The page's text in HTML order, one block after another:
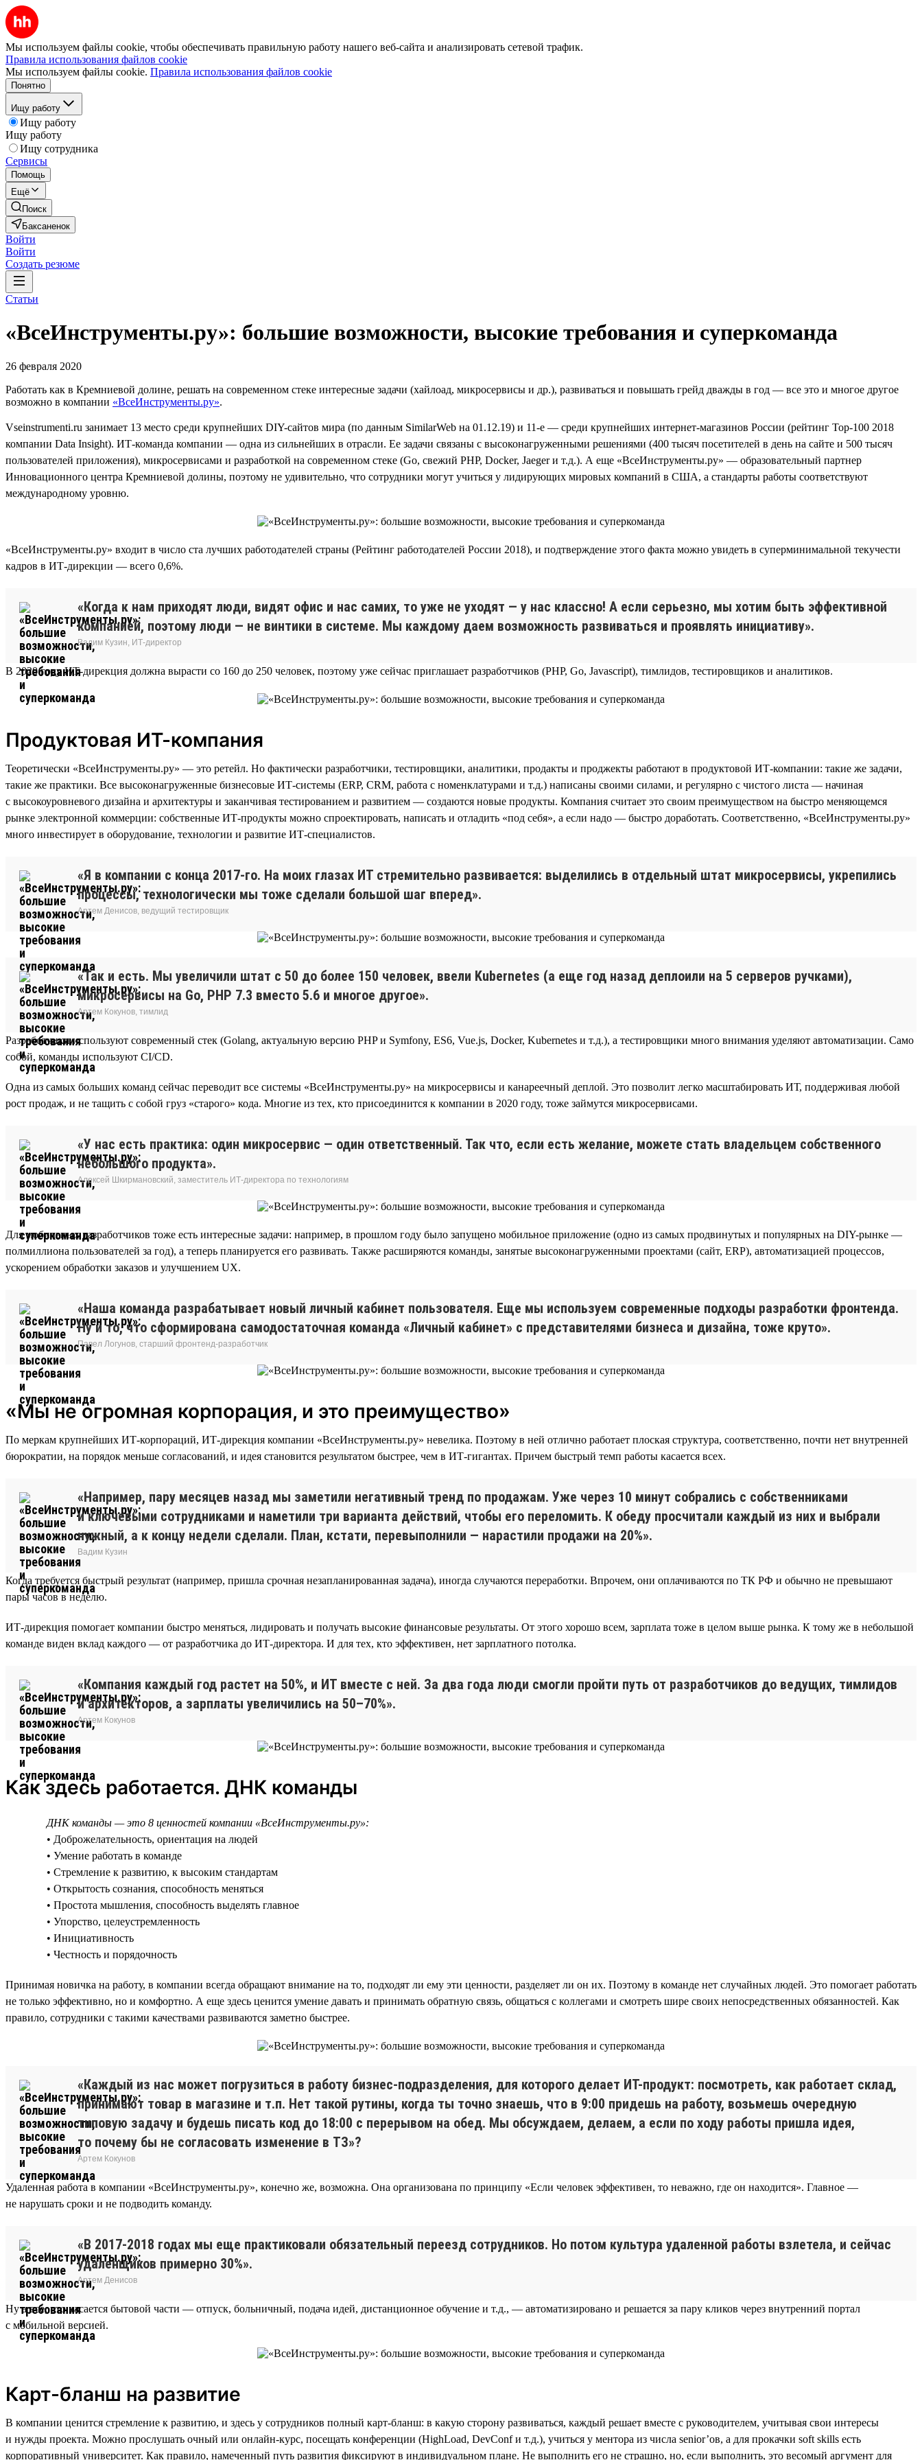
Мы используем файлы cookie, чтобы обеспечивать правильную работу нашего веб-сайта и анализировать сетевой трафик.
Правила использования файлов cookie
Мы используем файлы cookie. Правила использования файлов cookie
Понятно
Ищу работу
Ищу работу
Ищу работу
Ищу сотрудника
Сервисы
Помощь
Ещё
Поиск
Баксаненок
Войти
Войти
Создать резюме
Статьи
«ВсеИнструменты.ру»: большие возможности, высокие требования и суперкоманда
26 февраля 2020
Работать как в Кремниевой долине, решать на современном стеке интересные задачи (хайлоад, микросервисы и др.), развиваться и повышать грейд дважды в год — все это и многое другое
возможно в компании «ВсеИнструменты.ру».
Vseinstrumenti.ru занимает 13 место среди крупнейших DIY-сайтов мира (по данным SimilarWeb на 01.12.19) и 11-е — среди крупнейших интернет-магазинов России (рейтинг Top-100 2018
компании Data Insight). ИТ-команда компании — одна из сильнейших в отрасли. Ее задачи связаны с высоконагруженными решениями (400 тысяч посетителей в день на сайте и 500 тысяч
пользователей приложения), микросервисами и разработкой на современном стеке (Go, свежий PHP, Docker, Jaeger и т.д.). А еще «ВсеИнструменты.ру» — образовательный партнер
Инновационного центра Кремниевой долины, поэтому не удивительно, что сотрудники могут учиться у лидирующих мировых компаний в США, а стандарты работы соответствуют
международному уровню.
«ВсеИнструменты.ру» входит в число ста лучших работодателей страны (Рейтинг работодателей России 2018), и подтверждение этого факта можно увидеть в суперминимальной текучести
кадров в ИТ-дирекции — всего 0,6%.
«Когда к нам приходят люди, видят офис и нас самих, то уже не уходят — у нас классно! А если серьезно, мы хотим быть эффективной
компанией, поэтому люди — не винтики в системе. Мы каждому даем возможность развиваться и проявлять инициативу».
Вадим Кузин, ИТ-директор
В 2020 году ИТ-дирекция должна вырасти со 160 до 250 человек, поэтому уже сейчас приглашает разработчиков (PHP, Go, Javascript), тимлидов, тестировщиков и аналитиков.
Продуктовая ИТ-компания
Теоретически «ВсеИнструменты.ру» — это ретейл. Но фактически разработчики, тестировщики, аналитики, продакты и проджекты работают в продуктовой ИТ-компании: такие же задачи,
такие же практики. Все высоконагруженные бизнесовые ИТ-системы (ERP, CRM, работа с номенклатурами и т.д.) написаны своими силами, и регулярно с чистого листа — начиная
с высокоуровневого дизайна и архитектуры и заканчивая тестированием и развитием — создаются новые продукты. Компания считает это своим преимуществом на быстро меняющемся
рынке электронной коммерции: собственные ИТ-продукты можно спроектировать, написать и отладить «под себя», а если надо — быстро доработать. Соответственно, «ВсеИнструменты.ру»
много инвестирует в оборудование, технологии и развитие ИТ-специалистов.
«Я в компании с конца 2017-го. На моих глазах ИТ стремительно развивается: выделились в отдельный штат микросервисы, укрепились
процессы, технологически мы тоже сделали большой шаг вперед».
Артем Денисов, ведущий тестировщик
«Так и есть. Мы увеличили штат с 50 до более 150 человек, ввели Kubernetes (а еще год назад деплоили на 5 серверов ручками),
микросервисы на Go, PHP 7.3 вместо 5.6 и многое другое».
Артем Кокунов, тимлид
Разработчики используют современный стек (Golang, актуальную версию PHP и Symfony, ES6, Vue.js, Docker, Kubernetes и т.д.), а тестировщики много внимания уделяют автоматизации. Само
собой, команды используют CI/CD.
Одна из самых больших команд сейчас переводит все системы «ВсеИнструменты.ру» на микросервисы и канареечный деплой. Это позволит легко масштабировать ИТ, поддерживая любой
рост продаж, и не тащить с собой груз «старого» кода. Многие из тех, кто присоединится к компании в 2020 году, тоже займутся микросервисами.
«У нас есть практика: один микросервис — один ответственный. Так что, если есть желание, можете стать владельцем собственного
небольшого продукта».
Алексей Шкирмановский, заместитель ИТ-директора по технологиям
Для мобильных разработчиков тоже есть интересные задачи: например, в прошлом году было запущено мобильное приложение (одно из самых продвинутых и популярных на DIY-рынке —
полмиллиона пользователей за год), а теперь планируется его развивать. Также расширяются команды, занятые высоконагруженными проектами (сайт, ERP), автоматизацией процессов,
ускорением обработки заказов и улучшением UX.
«Наша команда разрабатывает новый личный кабинет пользователя. Еще мы используем современные подходы разработки фронтенда.
Ну и то, что сформирована самодостаточная команда «Личный кабинет» с представителями бизнеса и дизайна, тоже круто».
Павел Логунов, старший фронтенд-разработчик
«Мы не огромная корпорация, и это преимущество»
По меркам крупнейших ИТ-корпораций, ИТ-дирекция компании «ВсеИнструменты.ру» невелика. Поэтому в ней отлично работает плоская структура, соответственно, почти нет внутренней
бюрократии, на порядок меньше согласований, и идея становится результатом быстрее, чем в ИТ-гигантах. Причем быстрый темп работы касается всех.
«Например, пару месяцев назад мы заметили негативный тренд по продажам. Уже через 10 минут собрались с собственниками
и ключевыми сотрудниками и наметили три варианта действий, чтобы его переломить. К обеду просчитали каждый из них и выбрали
нужный, а к концу недели сделали. План, кстати, перевыполнили — нарастили продажи на 20%».
Вадим Кузин
Когда требуется быстрый результат (например, пришла срочная незапланированная задача), иногда случаются переработки. Впрочем, они оплачиваются по ТК РФ и обычно не превышают
пары часов в неделю.
ИТ-дирекция помогает компании быстро меняться, лидировать и получать высокие финансовые результаты. От этого хорошо всем, зарплата тоже в целом выше рынка. К тому же в небольшой
команде виден вклад каждого — от разработчика до ИТ-директора. И для тех, кто эффективен, нет зарплатного потолка.
«Компания каждый год растет на 50%, и ИТ вместе с ней. За два года люди смогли пройти путь от разработчиков до ведущих, тимлидов
и архитекторов, а зарплаты увеличились на 50–70%».
Артем Кокунов
Как здесь работается. ДНК команды
ДНК команды — это 8 ценностей компании «ВсеИнструменты.ру»:
• Доброжелательность, ориентация на людей
• Умение работать в команде
• Стремление к развитию, к высоким стандартам
• Открытость сознания, способность меняться
• Простота мышления, способность выделять главное
• Упорство, целеустремленность
• Инициативность
• Честность и порядочность
Принимая новичка на работу, в компании всегда обращают внимание на то, подходят ли ему эти ценности, разделяет ли он их. Поэтому в команде нет случайных людей. Это помогает работать
не только эффективно, но и комфортно. А еще здесь ценится умение давать и принимать обратную связь, общаться с коллегами и смотреть шире своих непосредственных обязанностей. Как
правило, сотрудники с такими качествами развиваются заметно быстрее.
«Каждый из нас может погрузиться в работу бизнес-подразделения, для которого делает ИТ-продукт: посмотреть, как работает склад,
принимают товар в магазине и т.п. Нет такой рутины, когда ты точно знаешь, что в 9:00 придешь на работу, возьмешь очередную
типовую задачу и будешь писать код до 18:00 с перерывом на обед. Мы обсуждаем, делаем, а если по ходу работы пришла идея,
то почему бы не согласовать изменение в ТЗ»?
Артем Кокунов
Удаленная работа в компании «ВсеИнструменты.ру», конечно же, возможна. Она организована по принципу «Если человек эффективен, то неважно, где он находится». Главное —
не нарушать сроки и не подводить команду.
«В 2017-2018 годах мы еще практиковали обязательный переезд сотрудников. Но потом культура удаленной работы взлетела, и сейчас
удаленщиков примерно 30%».
Артем Денисов
Ну а все, что касается бытовой части — отпуск, больничный, подача идей, дистанционное обучение и т.д., — автоматизировано и решается за пару кликов через внутренний портал
с мобильной версией.
Карт-бланш на развитие
В компании ценится стремление к развитию, и здесь у сотрудников полный карт-бланш: в какую сторону развиваться, каждый решает вместе с руководителем, учитывая свои интересы
и нужды проекта. Можно прослушать очный или онлайн-курс, посещать конференции (HighLoad, DevConf и т.д.), учиться у ментора из числа senior’ов, а для прокачки soft skills есть
корпоративный университет. Как правило, намеченный путь развития фиксируют в индивидуальном плане. Не выполнить его не страшно, но, если выполнить, это весомый аргумент для